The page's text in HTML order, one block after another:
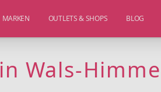
MARKEN OUTLETS & SHOPS BLOG
Wals-